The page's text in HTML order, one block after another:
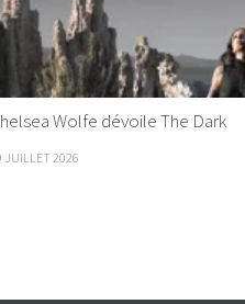
Wolfe dévoile The Dark
JUILLET 2026